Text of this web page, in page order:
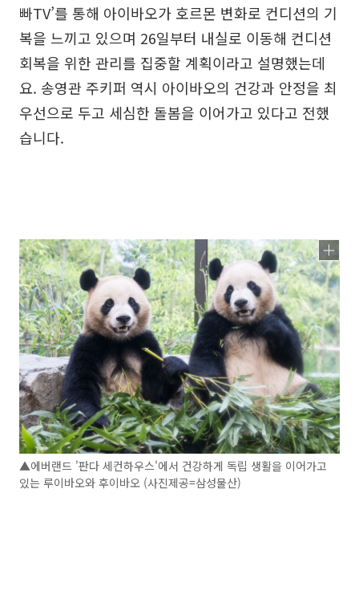
빠TV’를 통해 아이바오가 호르몬 변화로 컨디션의 기
복을 느끼고 있으며 26일부터 내실로 이동해 컨디션
회복을 위한 관리를 집중할 계획이라고 설명했는데
요. 송영관 주키퍼 역시 아이바오의 건강과 안정을 최
우선으로 두고 세심한 돌봄을 이어가고 있다고 전했
습니다.
▲에버랜드 '판다 세컨하우스'에서 건강하게 독립 생활을 이어가고
있는 루이바오와 후이바오 (사진제공=삼성물산)